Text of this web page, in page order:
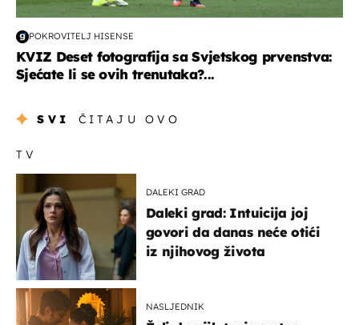
POKROVITELJ HISENSE
KVIZ Deset fotografija sa Svjetskog prvenstva:
Sjećate li se ovih trenutaka?...
SVI ČITAJU OVO
TV
DALEKI GRAD
Daleki grad: Intuicija joj
govori da danas neće otići
iz njihovog života
NASLJEDNIK